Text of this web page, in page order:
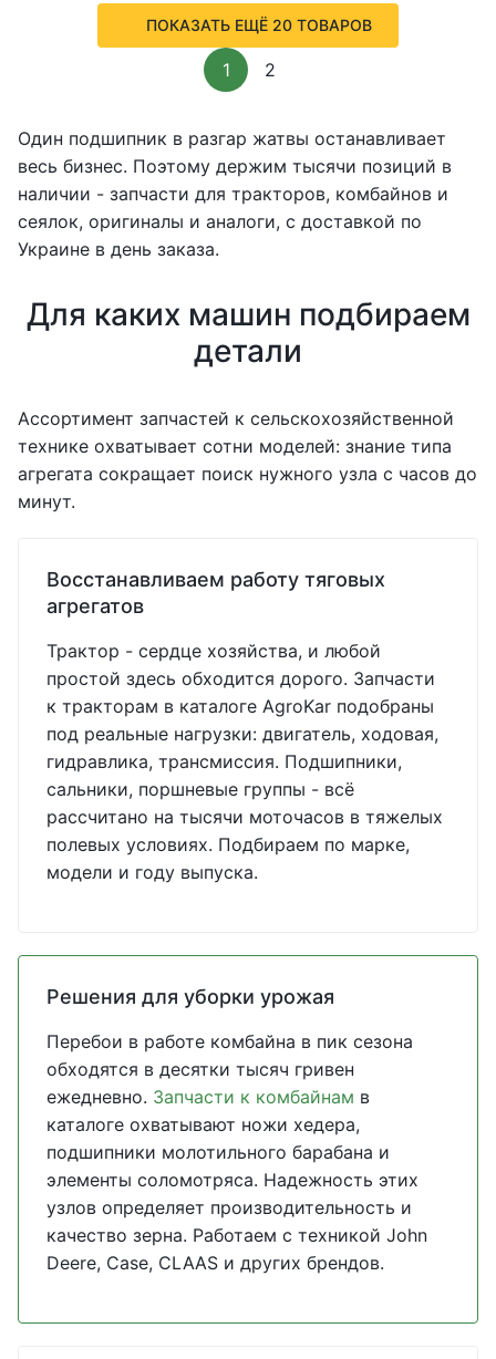
ПОКАЗАТЬ ЕЩЁ 20 ТОВАРОВ
1 2
Один подшипник в разгар жатвы останавливает
весь бизнес. Поэтому держим тысячи позиций в
наличии - запчасти для тракторов, комбайнов и
сеялок, оригиналы и аналоги, с доставкой по
Украине в день заказа.
Для каких машин подбираем
детали
Ассортимент запчастей к сельскохозяйственной
технике охватывает сотни моделей: знание типа
агрегата сокращает поиск нужного узла с часов до
минут.
Восстанавливаем работу тяговых
агрегатов
Трактор - сердце хозяйства, и любой
простой здесь обходится дорого. Запчасти
к тракторам в каталоге AgroKar подобраны
под реальные нагрузки: двигатель, ходовая,
гидравлика, трансмиссия. Подшипники,
сальники, поршневые группы - всё
рассчитано на тысячи моточасов в тяжелых
полевых условиях. Подбираем по марке,
модели и году выпуска.
Решения для уборки урожая
Перебои в работе комбайна в пик сезона
обходятся в десятки тысяч гривен
ежедневно. Запчасти к комбайнам в
каталоге охватывают ножи хедера,
подшипники молотильного барабана и
элементы соломотряса. Надежность этих
узлов определяет производительность и
качество зерна. Работаем с техникой John
Deere, Case, CLAAS и других брендов.